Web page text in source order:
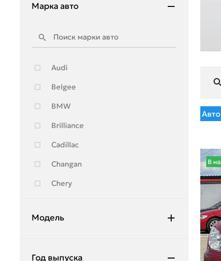
Марка авто
Audi
Belgee
BMW
Brilliance
Cadillac
Changan
Chery
Citroen
Модель
Год выпуска
В